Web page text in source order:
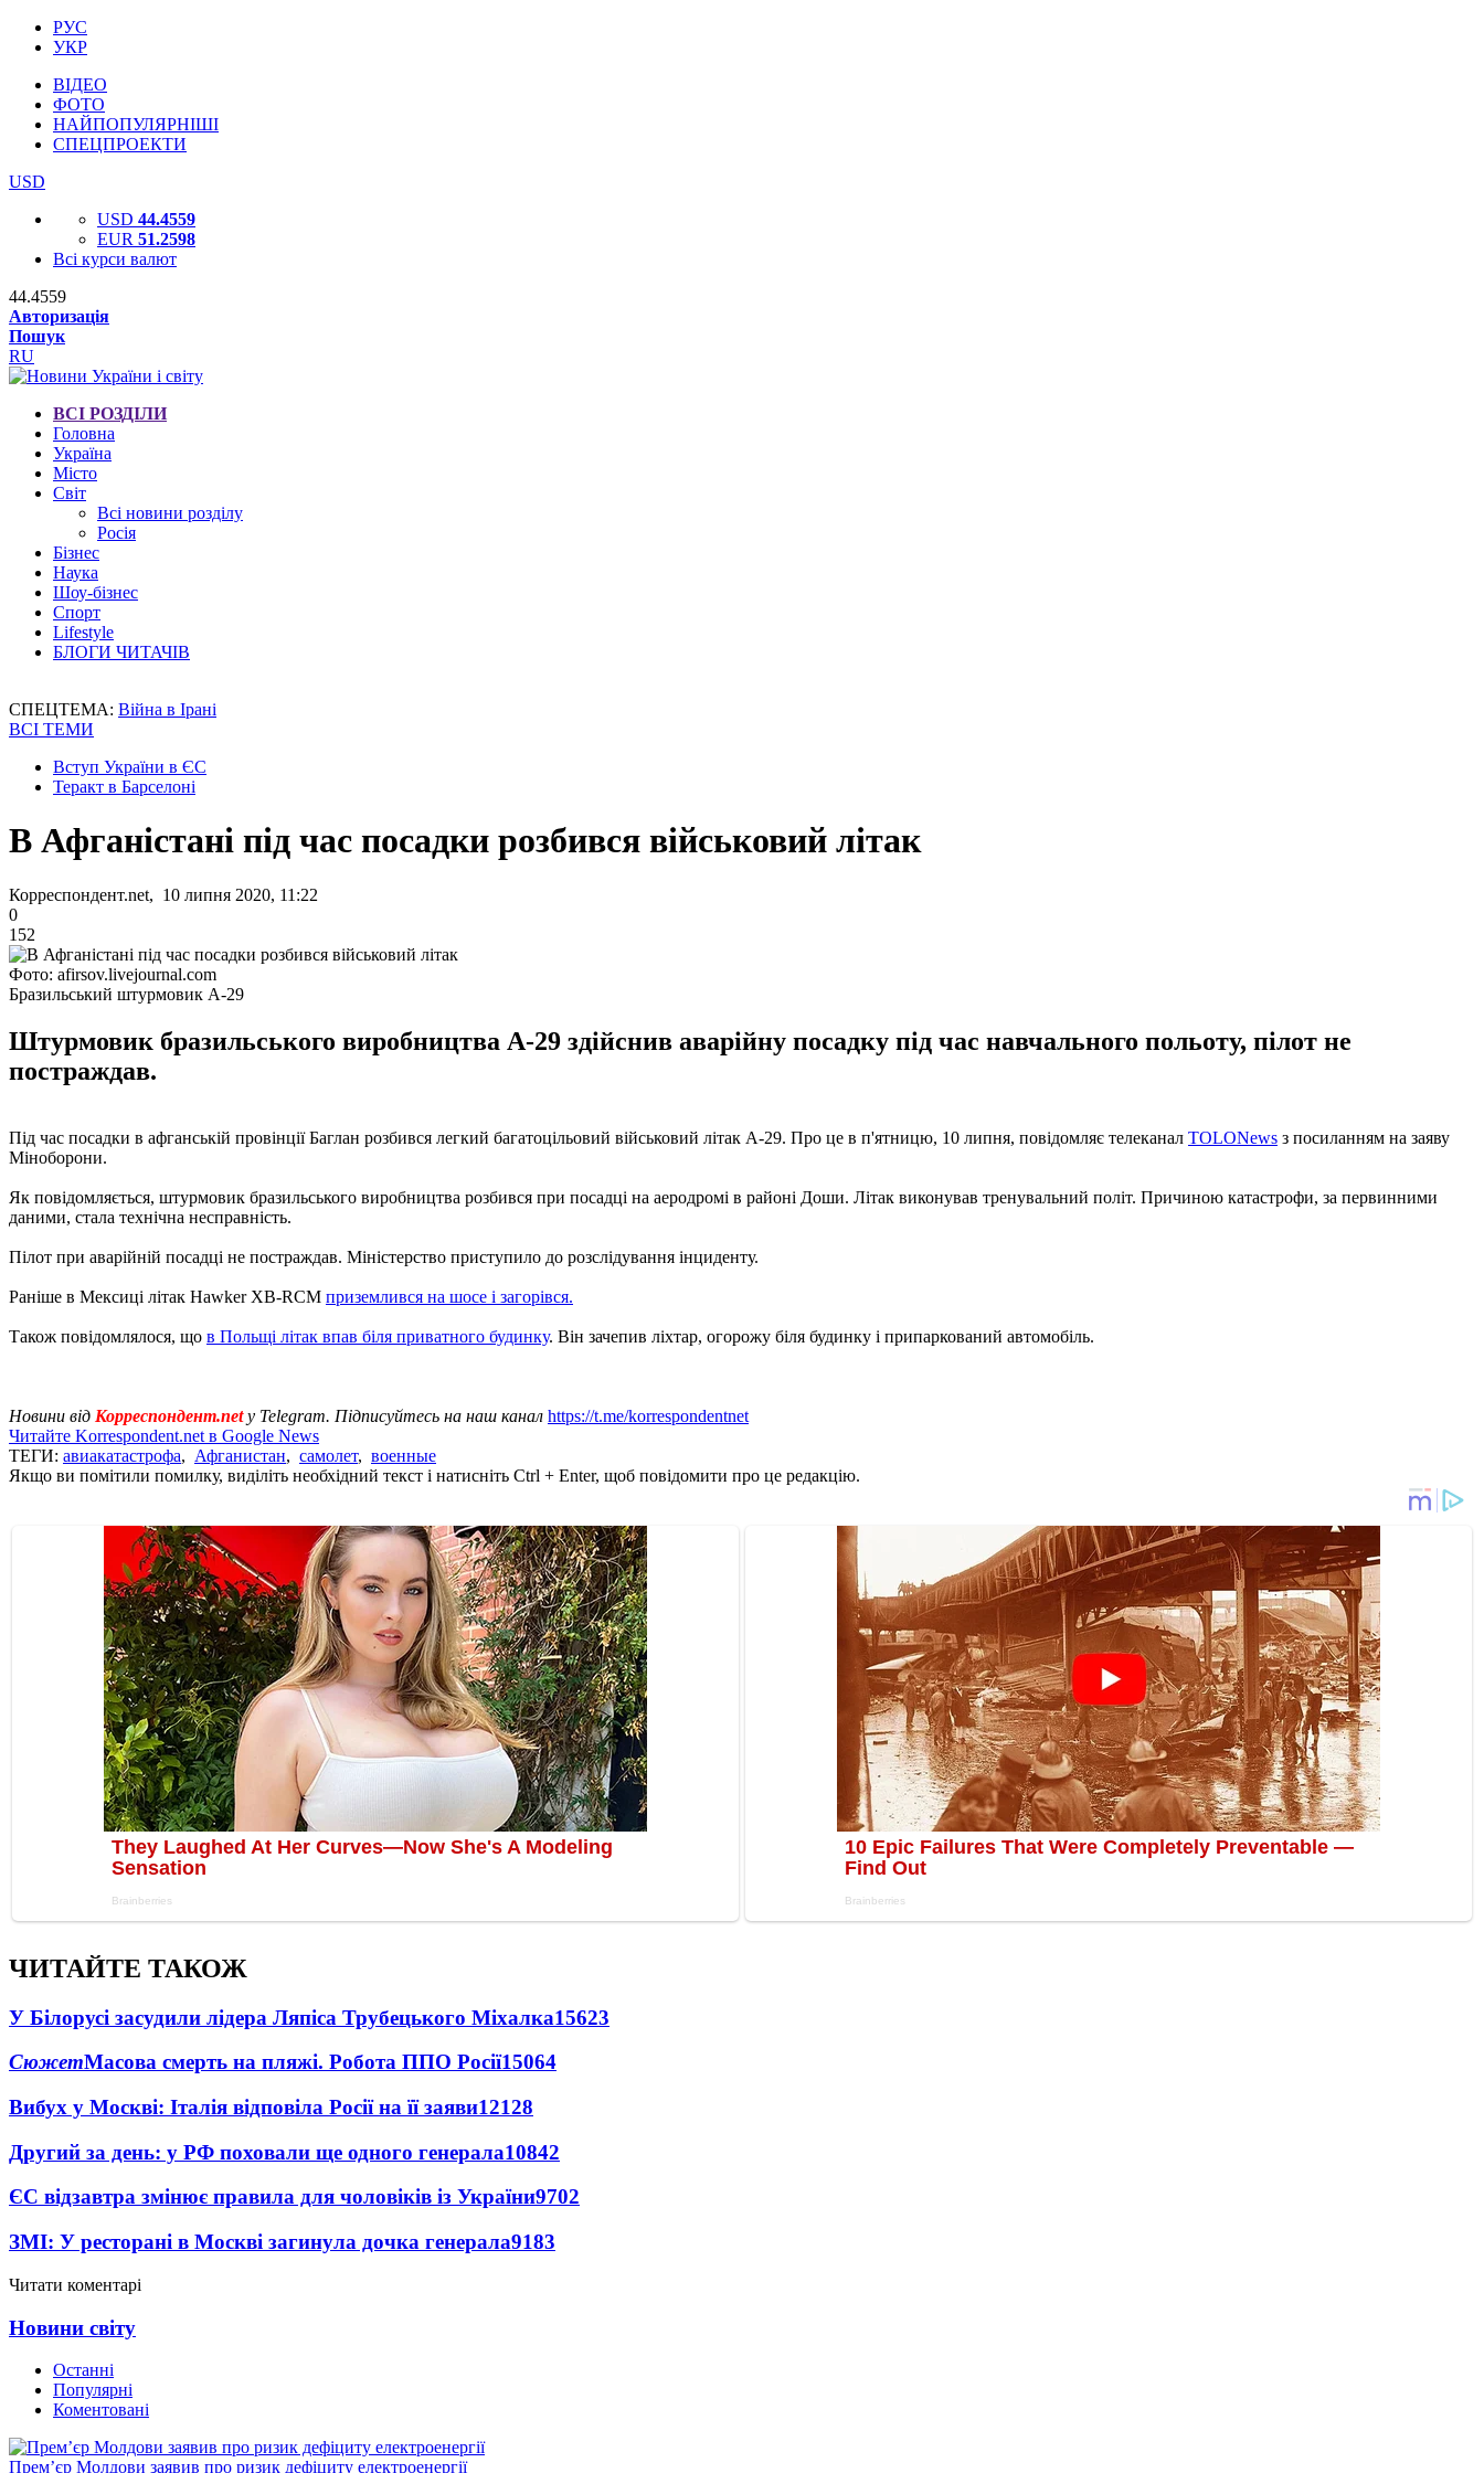
РУС
УКР
ВІДЕО
ФОТО
НАЙПОПУЛЯРНІШІ
СПЕЦПРОЕКТИ
USD
USD 44.4559
EUR 51.2598
Всі курси валют
44.4559
Авторизація
Пошук
RU
ВСІ РОЗДІЛИ
Головна
Україна
Місто
Світ
Всі новини розділу
Росія
Бізнес
Наука
Шоу-бізнес
Спорт
Lifestyle
БЛОГИ ЧИТАЧІВ
СПЕЦТЕМА: Війна в Ірані
ВСІ ТЕМИ
Вступ України в ЄС
Теракт в Барселоні
В Афганістані під час посадки розбився військовий літак
Корреспондент.net, 10 липня 2020, 11:22
0
152
Фото: afirsov.livejournal.com
Бразильський штурмовик А-29
Штурмовик бразильського виробництва А-29 здійснив аварійну посадку під час навчального польоту, пілот не
постраждав.
Під час посадки в афганській провінції Баглан розбився легкий багатоцільовий військовий літак А-29. Про це в п'ятницю, 10 липня, повідомляє телеканал TOLONews з посиланням на заяву
Міноборони.
Як повідомляється, штурмовик бразильського виробництва розбився при посадці на аеродромі в районі Доши. Літак виконував тренувальний політ. Причиною катастрофи, за первинними
даними, стала технічна несправність.
Пілот при аварійній посадці не постраждав. Міністерство приступило до розслідування інциденту.
Раніше в Мексиці літак Hawker XB-RCM приземлився на шосе і загорівся.
Також повідомлялося, що в Польщі літак впав біля приватного будинку. Він зачепив ліхтар, огорожу біля будинку і припаркований автомобіль.
Новини від Корреспондент.net у Telegram. Підписуйтесь на наш канал https://t.me/korrespondentnet
Читайте Korrespondent.net в Google News
ТЕГИ: авиакатастрофа, Афганистан, самолет, военные
Якщо ви помітили помилку, виділіть необхідний текст і натисніть Ctrl + Enter, щоб повідомити про це редакцію.
ЧИТАЙТЕ ТАКОЖ
У Білорусі засудили лідера Ляпіса Трубецького Міхалка15623
СюжетМасова смерть на пляжі. Робота ППО Росії15064
Вибух у Москві: Італія відповіла Росії на її заяви12128
Другий за день: у РФ поховали ще одного генерала10842
ЄС відзавтра змінює правила для чоловіків із України9702
ЗМІ: У ресторані в Москві загинула дочка генерала9183
Читати коментарі
Новини світу
Останні
Популярні
Коментовані
Прем’єр Молдови заявив про ризик дефіциту електроенергії